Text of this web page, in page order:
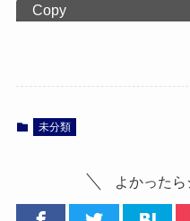
Copy
未分類
よかったら